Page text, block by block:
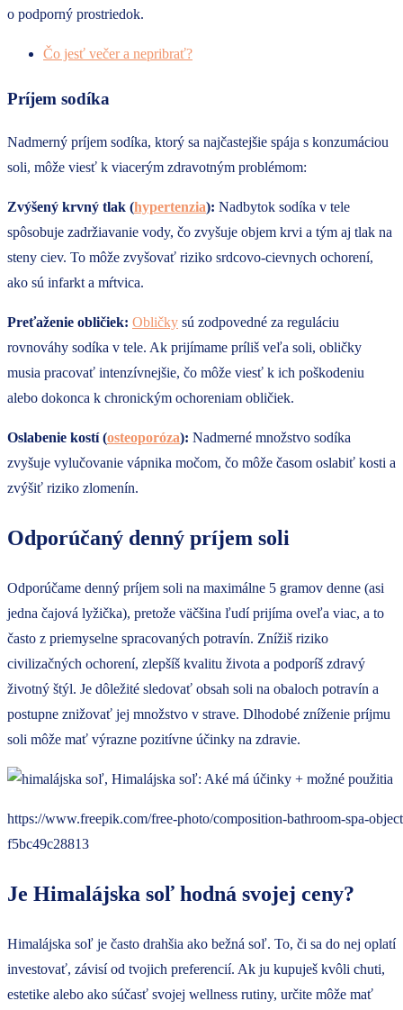
o podporný prostriedok.
Čo jesť večer a nepribrať?
Príjem sodíka
Nadmerný príjem sodíka, ktorý sa najčastejšie spája s konzumáciou
soli, môže viesť k viacerým zdravotným problémom:
Zvýšený krvný tlak (hypertenzia): Nadbytok sodíka v tele
spôsobuje zadržiavanie vody, čo zvyšuje objem krvi a tým aj tlak na
steny ciev. To môže zvyšovať riziko srdcovo-cievnych ochorení,
ako sú infarkt a mŕtvica.
Preťaženie obličiek: Obličky sú zodpovedné za reguláciu
rovnováhy sodíka v tele. Ak prijímame príliš veľa soli, obličky
musia pracovať intenzívnejšie, čo môže viesť k ich poškodeniu
alebo dokonca k chronickým ochoreniam obličiek.
Oslabenie kostí (osteoporóza): Nadmerné množstvo sodíka
zvyšuje vylučovanie vápnika močom, čo môže časom oslabiť kosti a
zvýšiť riziko zlomenín.
Odporúčaný denný príjem soli
Odporúčame denný príjem soli na maximálne 5 gramov denne (asi
jedna čajová lyžička), pretože väčšina ľudí prijíma oveľa viac, a to
často z priemyselne spracovaných potravín. Znížiš riziko
civilizačných ochorení, zlepšíš kvalitu života a podporíš zdravý
životný štýl. Je dôležité sledovať obsah soli na obaloch potravín a
postupne znižovať jej množstvo v strave. Dlhodobé zníženie príjmu
soli môže mať výrazne pozitívne účinky na zdravie.
https://www.freepik.com/free-photo/composition-bathroom-spa-
f5bc49c28813
Je Himalájska soľ hodná svojej ceny?
Himalájska soľ je často drahšia ako bežná soľ. To, či sa do nej oplatí
investovať, závisí od tvojich preferencií. Ak ju kupuješ kvôli chuti,
estetike alebo ako súčasť svojej wellness rutiny, určite môže mať